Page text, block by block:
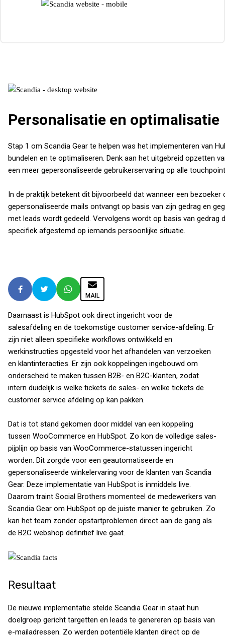
Personalisatie en optimalisatie
Stap 1 om Scandia Gear te helpen was het implementeren van
bundelen en te optimaliseren. Denk aan het uitgebreid opzetten
een meer gepersonaliseerde gebruikerservaring op alle
In de praktijk betekent dit bijvoorbeeld dat wanneer een
gepersonaliseerde mails ontvangt op basis van zijn gedrag en
met leads wordt gedeeld. Vervolgens wordt op basis van
specifiek afgestemd op iemands persoonlijke situatie.
MAIL
Daarnaast is HubSpot ook direct ingericht voor de
salesafdeling en de toekomstige customer service-afdeling. Er
zijn niet alleen specifieke workflows ontwikkeld en
werkinstructies opgesteld voor het afhandelen van verzoeken
en klantinteracties. Er zijn ook koppelingen ingebouwd om
onderscheid te maken tussen B2B- en B2C-klanten, zodat
intern duidelijk is welke tickets de sales- en welke tickets de
customer service afdeling op kan pakken.
Dat is tot stand gekomen door middel van een koppeling
tussen WooCommerce en HubSpot. Zo kon de volledige sales-
pijplijn op basis van WooCommerce-statussen ingericht
worden. Dit zorgde voor een geautomatiseerde en
gepersonaliseerde winkelervaring voor de klanten van Scandia
Gear. Deze implementatie van HubSpot is inmiddels live.
Daarom traint Social Brothers momenteel de medewerkers van
Scandia Gear om HubSpot op de juiste manier te gebruiken. Zo
kan het team zonder opstartproblemen direct aan de gang als
de B2C webshop definitief live gaat.
Resultaat
De nieuwe implementatie stelde Scandia Gear in staat hun
doelgroep gericht targetten en leads te genereren op basis van
e-mailadressen. Zo werden potentiële klanten direct op de